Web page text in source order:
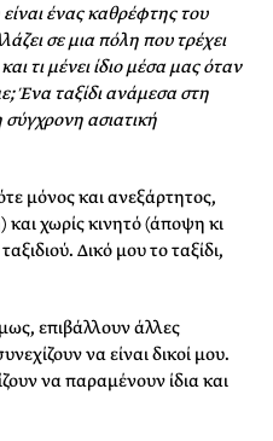
ένας καθρέφτης του
σε μια πόλη που τρέχει
τι μένει ίδιο μέσα μας όταν
Ένα ταξίδι ανάμεσα στη
ασιατική
μόνος και ανεξάρτητος,
χωρίς κινητό (άποψη κι
Δικό μου το ταξίδι,
επιβάλλουν άλλες
να είναι δικοί μου.
να παραμένουν ίδια και